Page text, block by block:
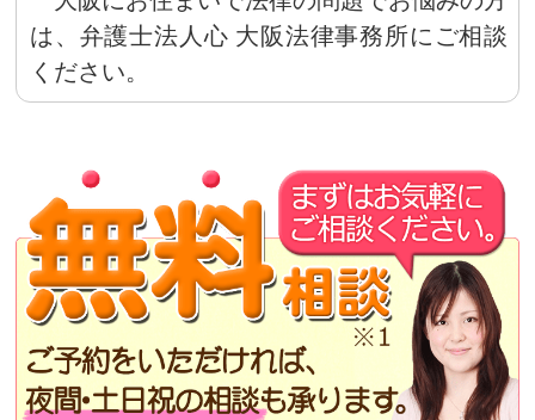
は、弁護士法人心 大阪法律事務所にご相談
ください。